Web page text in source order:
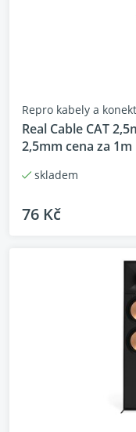
Basový měnič:
ROZMĚRY
Šířka:
- Jamo Jamo S7-15B
Repro kabely a
Real Cable CAT
2,5mm cena za 1m
skladem
76 Kč